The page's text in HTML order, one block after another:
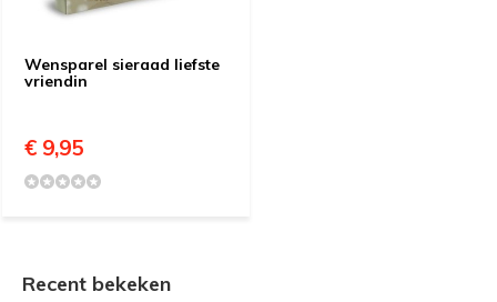
Wensparel sieraad liefste
vriendin
€ 9,95
Recent bekeken